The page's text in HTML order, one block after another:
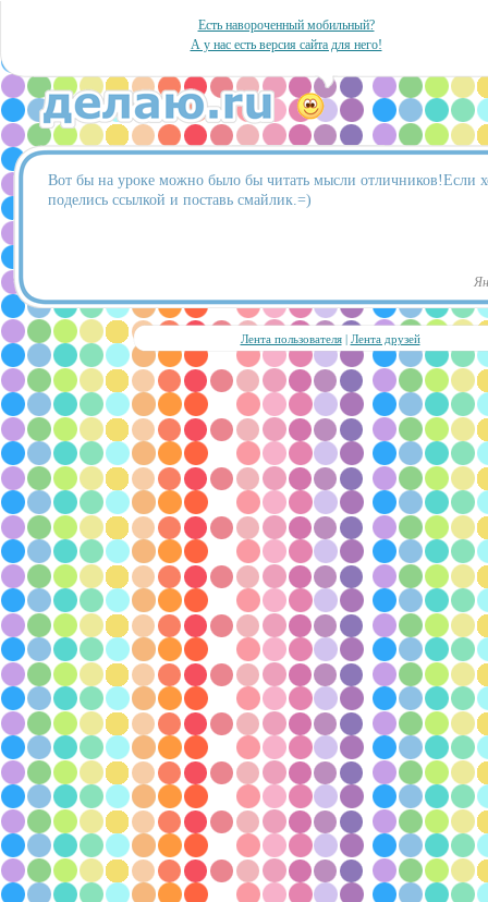
Есть навороченный мобильный?
А у нас есть версия сайта для него!
Вот бы на уроке можно было бы читать мысли отличников!Если
поделись ссылкой и поставь смайлик.=)
Лента пользователя| Лента друзей